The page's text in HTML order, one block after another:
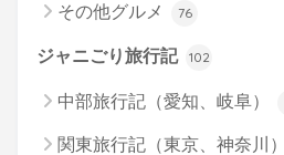
その他グルメ 76
ジャニごり旅行記 102
中部旅行記（愛知、岐阜）
関東旅行記（東京、神奈川）